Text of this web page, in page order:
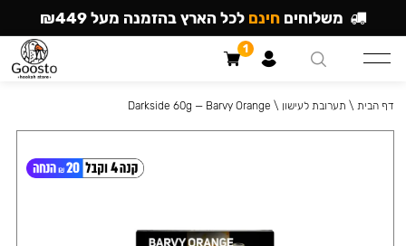
דף הבית \ תערובת לעישון \
Darkside 60g — Barvy Orange
משלוחים חינם לכל הארץ בהזמנה מעל ₪449
1